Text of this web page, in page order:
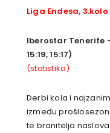
Liga Endesa, 3.kolo
Iberostar Tenerife
15:19, 15:17)
(statistika)
Derbi kola i
između
te branitelja